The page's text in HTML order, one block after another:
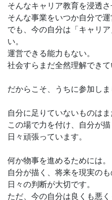
そんなキャリア教育を浸透さ
そんな事業をいつか自分で運
でも、今の自分は「キャリ
い。
運営できる能力もない。
社会すらまだ全然理解できて
だからこそ、うちに参加しま
自分に足りていないものはま
この場で力を付け、自分が
日々頑張っています。
何か物事を進めるためには。
自分が描く、将来を現実のも
日々の判断が大切です。
ただ、今の自分は良くも悪